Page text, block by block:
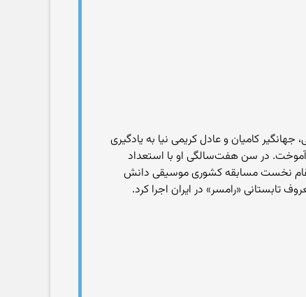
کامیان و عادل کریمی نیا به یادگیری
آموخت. در سن هفت‌سالگی او با استعداد
مقام نخست مسابقه کشوری موسیقی دانش